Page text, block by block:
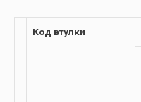
Код втулки